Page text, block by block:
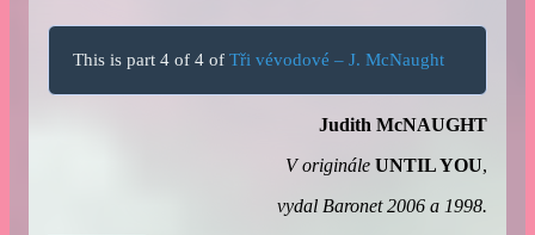
This is part 4 of 4 of Tři vévodové – J. McNaught
Judith McNAUGHT
V originále UNTIL YOU,
vydal Baronet 2006 a 1998.